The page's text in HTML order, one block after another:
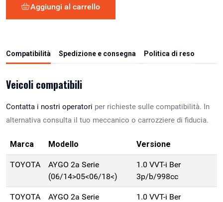
Aggiungi al carrello
Compatibilità Spedizione e consegna Politica di reso
Veicoli compatibili
Contatta i nostri operatori per richieste sulle compatibilità. In
alternativa consulta il tuo meccanico o carrozziere di fiducia.
Marca Modello Versione
TOYOTA
AYGO 2a Serie
(06/14>05<06/18<)
1.0 VVT-i Ber
3p/b/998cc
TOYOTA
AYGO 2a Serie
1.0 VVT-i Ber